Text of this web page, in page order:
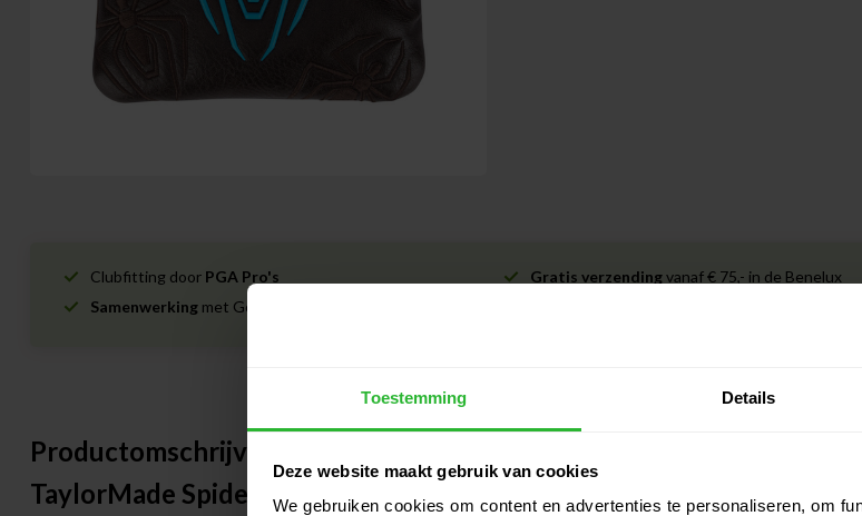
Toestemming Details
Deze website maakt gebruik van cookies
We gebruiken cookies om content en advertenties te personaliseren, om
Clubfitting door PGA Pro's Gratis verzendingvanaf € 75,- in de Benelux
Samenwerking met Golfshops
Productomschrijving
TaylorMade Spider Tour F Torched L-neck putter rechtshandig